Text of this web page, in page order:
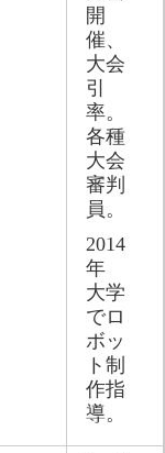
開
催、
大会
引
率。
各種
大会
審判
員。
2014
年
大学
でロ
ボッ
ト制
作指
導。